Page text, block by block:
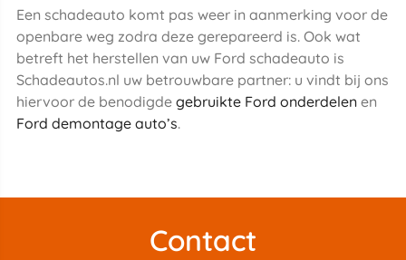
Een schadeauto komt pas weer in aanmerking voor de
openbare weg zodra deze gerepareerd is. Ook wat
betreft het herstellen van uw Ford schadeauto is
Schadeautos.nl uw betrouwbare partner: u vindt bij ons
hiervoor de benodigde gebruikte Ford onderdelenen
Ford demontage auto’s.
Contact